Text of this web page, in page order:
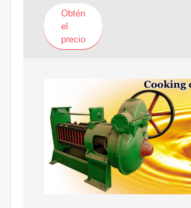
Obtén
el
precio